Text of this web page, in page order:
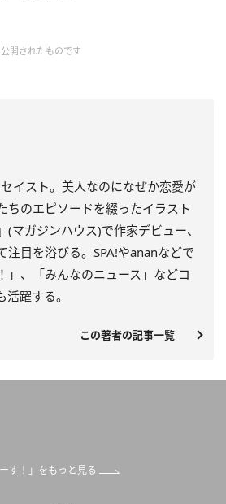
開されたものです
イスト。美人なのになぜか恋愛が
ちのエピソードを綴ったイラスト
(マガジンハウス)で作家デビュー、
注目を浴びる。SPA!やananなどで
」、「みんなのニュース」などコ
躍する。
この著者の記事一覧
す！」をもっと見る